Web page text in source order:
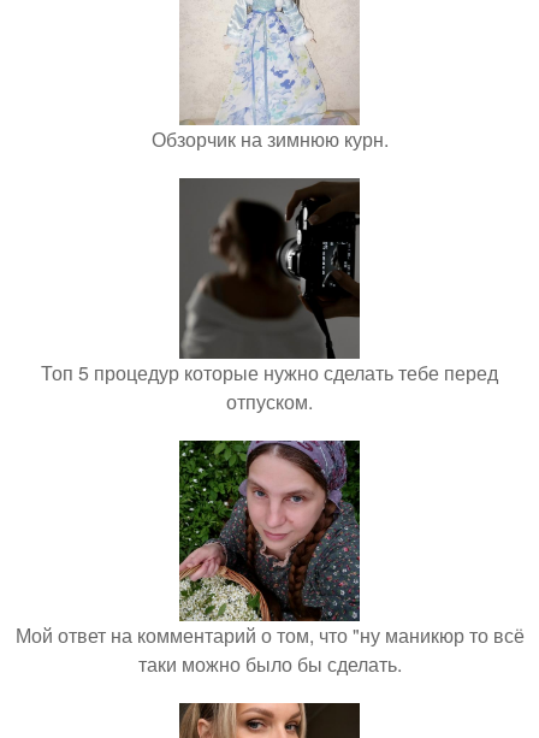
Обзорчик на зимнюю курн.
Топ 5 процедур которые нужно сделать тебе перед
отпуском.
Мой ответ на комментарий о том, что "ну маникюр то всё
таки можно было бы сделать.